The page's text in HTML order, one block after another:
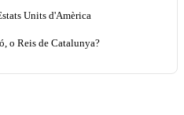
Units d'Amèrica
o Reis de Catalunya?